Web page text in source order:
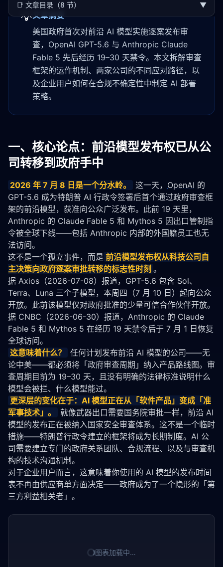
📑 文章目录（8 节） ▼
💡文章摘要
美国政府首次对前沿 AI 模型实施逐案发布审
查，OpenAI GPT-5.6 与 Anthropic Claude
Fable 5 先后经历 19–30 天禁令。本文拆解审查
框架的运作机制、两家公司的不同应对路径，以
及企业用户如何在合规不确定性中制定 AI 部署
策略。
一、核心论点：前沿模型发布权已从公
司转移到政府手中
2026 年 7 月 8 日是一个分水岭。 这一天， OpenAI 的
GPT-5.6 成为特朗普 AI 行政令签署后首个通过政府审查框
架的前沿模型，获准向公众广泛发布。此前 19 天里，
Anthropic 的 Claude Fable 5 和 Mythos 5 因出口管制指
令被全球下线——包括 Anthropic 内部的外国籍员工也无
法访问。
这不是一个孤立事件，而是 前沿模型发布权从科技公司自
主决策向政府逐案审批转移的标志性时刻 。
据 Axios （2026-07-08）报道，GPT-5.6 包含 Sol、
Terra、Luna 三个子模型，本周四（7 月 10 日）起向公众
开放。此前该模型仅对政府批准的少量可信合作伙伴开放。
据 CNBC （2026-06-30）报道，Anthropic 的 Claude
Fable 5 和 Mythos 5 在经历 19 天禁令后于 7 月 1 日恢复
全球访问。
这意味着什么？
任何计划发布前沿 AI 模型的公司——无
论中美——都必须将「政府审查周期」纳入产品路线图。审
查周期目前为 19–30 天，且没有明确的法律标准说明什么
模型会被拦、什么模型能过。
更深层的变化在于：AI 模型正在从「软件产品」变成「准
军事技术」。
就像武器出口需要国务院审批一样，前沿 AI
模型的发布正在被纳入国家安全审查体系。这不是一个临时
措施——特朗普行政令建立的框架将成为长期制度。AI 公
司需要建立专门的政府关系团队、合规流程、以及与审查机
构的技术沟通机制。
对于企业用户而言，这意味着你使用的 AI 模型的发布时间
表不再由供应商单方面决定——政府成为了一个隐形的「第
三方利益相关者」。
图表加载中…